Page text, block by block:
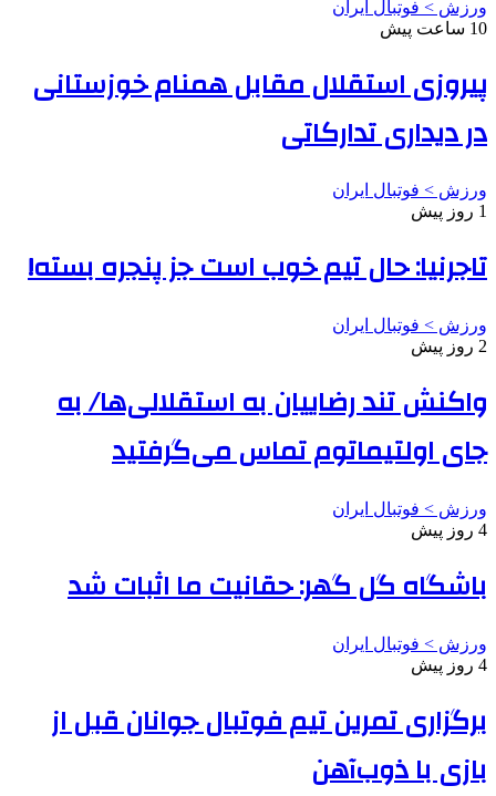
ورزش > فوتبال ایران
10 ساعت پیش
پیروزی استقلال مقابل همنام خوزستانی
در دیداری تدارکاتی
ورزش > فوتبال ایران
1 روز پیش
تاجرنیا: حال تیم خوب است جز پنجره بسته!
ورزش > فوتبال ایران
2 روز پیش
واکنش تند رضاییان به استقلالی‌ها/ به
جای اولتیماتوم تماس می‌گرفتید
ورزش > فوتبال ایران
4 روز پیش
باشگاه گل گهر: حقانیت ما اثبات شد
ورزش > فوتبال ایران
4 روز پیش
برگزاری تمرین تیم فوتبال جوانان قبل از
بازی با ذوب‌آهن